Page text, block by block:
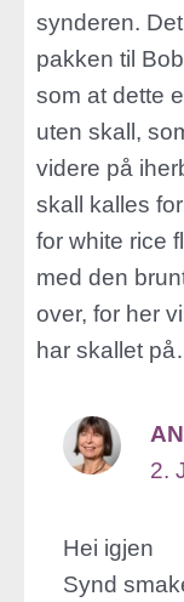
synderen.
pakken til
som at dette
uten skall,
videre på
skall kalles
for white rice
med den
over, for her
har skallet
2.
Hei igjen
Synd